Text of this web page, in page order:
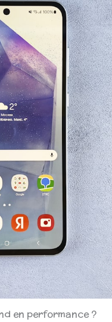
en performance ?